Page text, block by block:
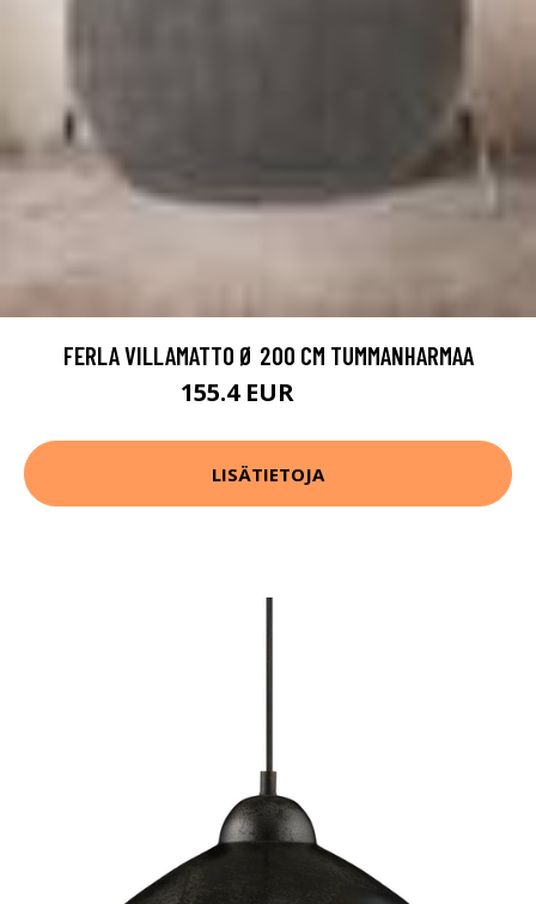
FERLA VILLAMATTO Ø 200 CM TUMMANHARMAA
155.4 EUR
LISÄTIETOJA